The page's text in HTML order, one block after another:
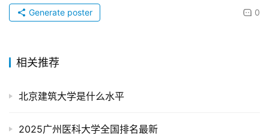
0
Generate poster
相关推荐
北京建筑大学是什么水平
2025广州医科大学全国排名最新